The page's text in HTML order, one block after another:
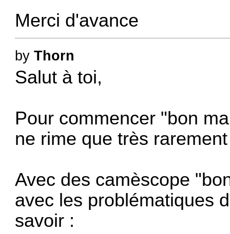
Merci d'avance
byThorn
Salut à toi,
Pour commencer "bon
ne rime que très
Avec des camèscope
avec les problématiques
savoir :